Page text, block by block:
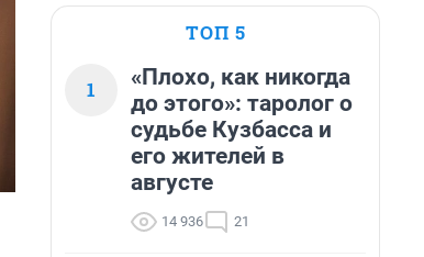
ТОП 5
1
«Плохо, как никогда
до этого»: таролог о
судьбе Кузбасса и
его жителей в
августе
14 936 21